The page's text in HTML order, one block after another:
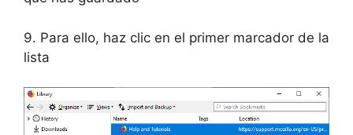
9. Para ello, haz clic en el primer marcador de la
lista